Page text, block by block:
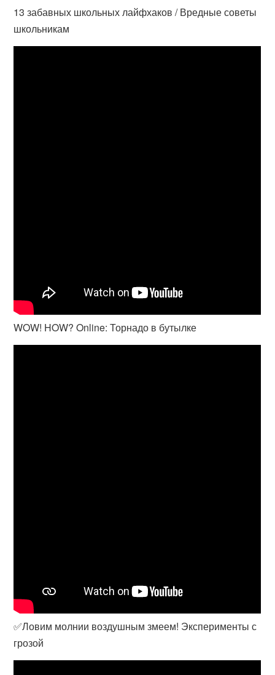
13 забавных школьных лайфхаков / Вредные советы
школьникам
WOW! HOW? Online: Торнадо в бутылке
✅Ловим молнии воздушным змеем! Эксперименты с
грозой